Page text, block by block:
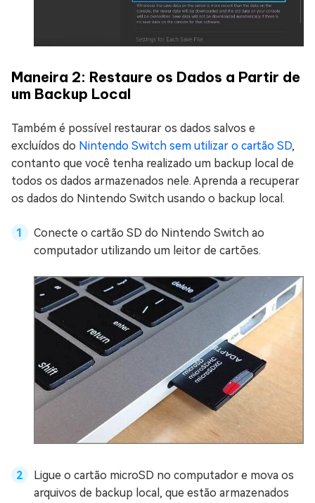
Maneira 2: Restaure os Dados a Partir de
um Backup Local
Também é possível restaurar os dados salvos e
excluídos do Nintendo Switch sem utilizar o cartão SD,
contanto que você tenha realizado um backup local de
todos os dados armazenados nele. Aprenda a recuperar
os dados do Nintendo Switch usando o backup local.
Conecte o cartão SD do Nintendo Switch ao
computador utilizando um leitor de cartões.
Ligue o cartão microSD no computador e mova os
arquivos de backup local, que estão armazenados